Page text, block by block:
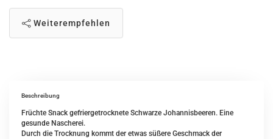
Weiterempfehlen
Beschreibung
Früchte Snack gefriergetrocknete Schwarze Johannisbeeren. Eine
gesunde Nascherei.
Durch die Trocknung kommt der etwas süßere Geschmack der